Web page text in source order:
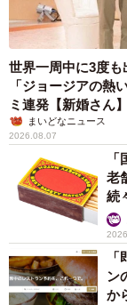
世界一周中に3度
「ジョージアの熱
ミ連発【新婚さん】
まいどなニュース
2026.08.07
老
続
ン
か